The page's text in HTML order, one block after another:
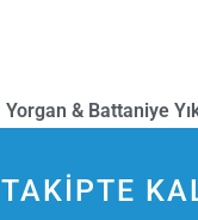
Yorgan & Battaniye
TAKİPTE